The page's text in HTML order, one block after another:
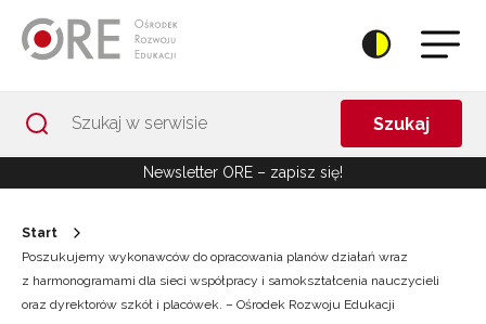
Szukaj
Newsletter ORE – zapisz się!
Start
Poszukujemy wykonawców do opracowania planów działań wraz
z harmonogramami dla sieci współpracy i samokształcenia nauczycieli
oraz dyrektorów szkół i placówek. – Ośrodek Rozwoju Edukacji